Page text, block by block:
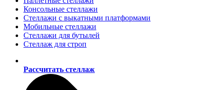
Консольные стеллажи
Стеллажи с выкатными платформами
Мобильные стеллажи
Стеллажи для бутылей
Стеллаж для строп
Рассчитать стеллаж